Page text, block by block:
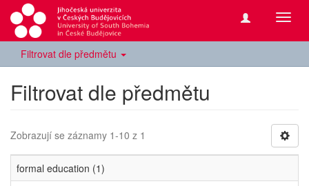
Filtrovat dle předmětu
Filtrovat dle předmětu
Zobrazují se záznamy 1-10 z 1
formal education (1)